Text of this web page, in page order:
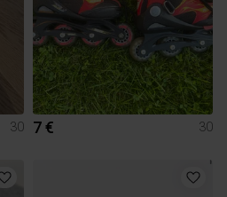
30 7 € 30